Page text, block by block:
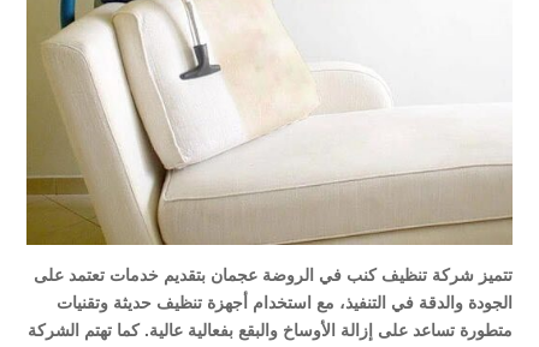
تتميز شركة تنظيف كنب في الروضة عجمان بتقديم خدمات تعتمد على
الجودة والدقة في التنفيذ، مع استخدام أجهزة تنظيف حديثة وتقنيات
متطورة تساعد على إزالة الأوساخ والبقع بفعالية عالية. كما تهتم الشركة